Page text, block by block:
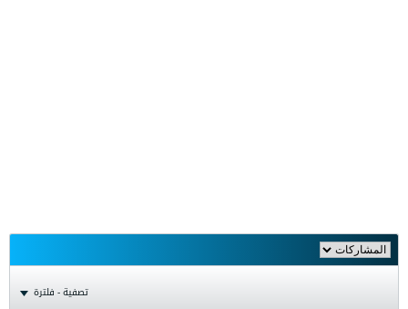
تصفية - فلترة